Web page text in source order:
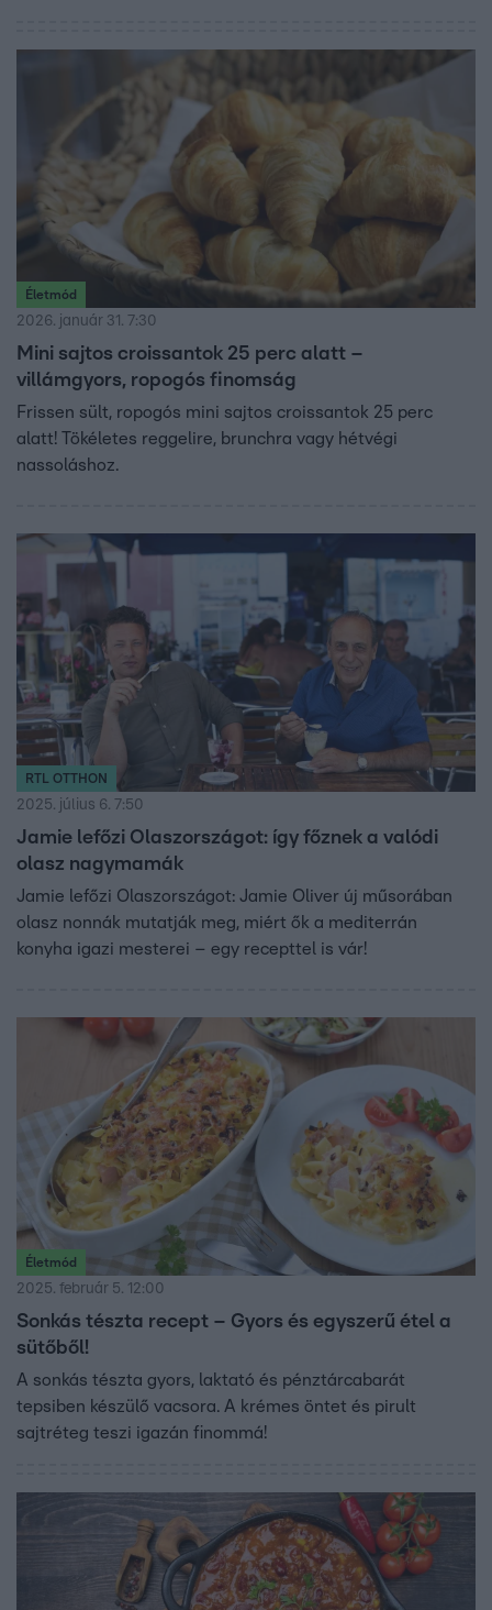
Életmód
2026. január 31. 7:30
Mini sajtos croissantok 25 perc alatt –
villámgyors, ropogós finomság
Frissen sült, ropogós mini sajtos croissantok 25 perc
alatt! Tökéletes reggelire, brunchra vagy hétvégi
nassoláshoz.
RTL OTTHON
2025. július 6. 7:50
Jamie lefőzi Olaszországot: így főznek a valódi
olasz nagymamák
Jamie lefőzi Olaszországot: Jamie Oliver új műsorában
olasz nonnák mutatják meg, miért ők a mediterrán
konyha igazi mesterei – egy recepttel is vár!
Életmód
2025. február 5. 12:00
Sonkás tészta recept – Gyors és egyszerű étel a
sütőből!
A sonkás tészta gyors, laktató és pénztárcabarát
tepsiben készülő vacsora. A krémes öntet és pirult
sajtréteg teszi igazán finommá!